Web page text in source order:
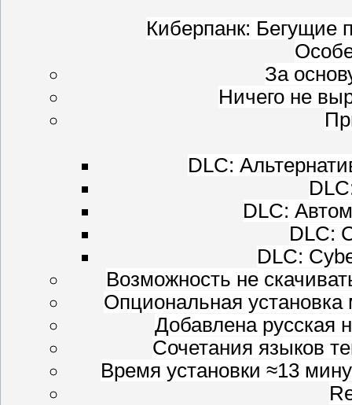
Киберпанк: Бегущие
За
Ничего не
DLC:
DLC:
DLC:
DLC:
Возможность не
Опциональная
Добавлена русская
Сочетания языков
Время установки ≈13